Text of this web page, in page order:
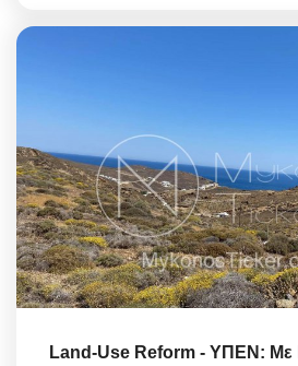
Land-Use Reform - ΥΠΕΝ: Με